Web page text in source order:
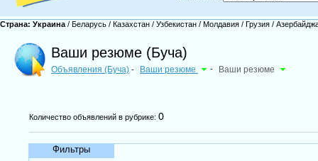
Страна: Украина / Беларусь / Казахстан / Узбекистан / Молдавия / Грузия /
Ваши резюме (Буча)
Объявления (Буча) - Ваши резюме - Ваши резюме
Количество объявлений в рубрике: 0
Фильтры